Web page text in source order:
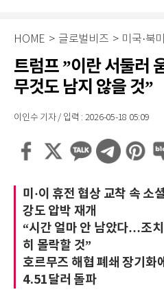
HOME > 글로벌비즈 > 미국·북미
트럼프 ”이란 서둘러
무것도 남지 않을 것”
이인수 기자 / 입력 : 2026-05-18 05:09
미·이 휴전 협상 교착 속 소
강도 압박 재개
“시간 얼마 안 남았다…조
히 몰락할 것”
호르무즈 해협 폐쇄 장기화
4.51달러 돌파